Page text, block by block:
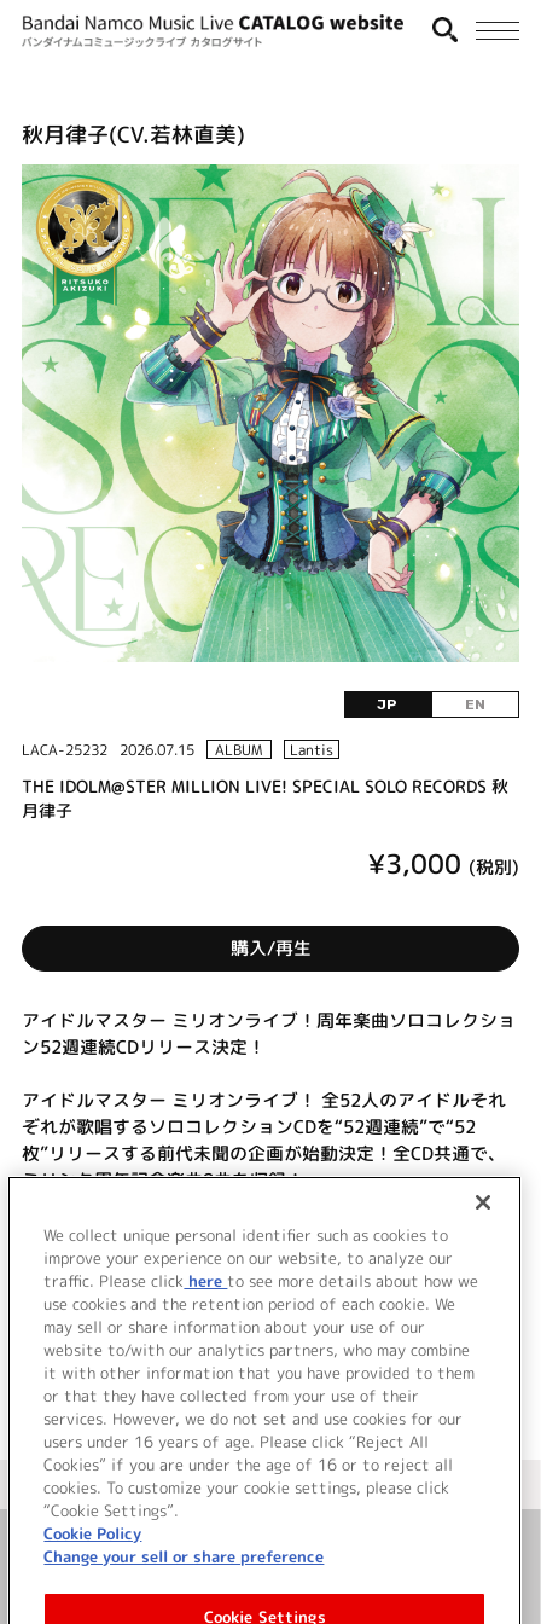
秋月律子(CV.若林直美)
JP EN
LACA-25232 2026.07.15 ALBUM Lantis
THE IDOLM@STER MILLION LIVE! SPECIAL SOLO RECORDS 秋
月律子
¥3,000 (税別)
購入/再生
アイドルマスター ミリオンライブ！周年楽曲ソロコレクショ
ン52週連続CDリリース決定！
アイドルマスター ミリオンライブ！ 全52人のアイドルそれ
ぞれが歌唱するソロコレクションCDを“52週連続”で“52
枚”リリースする前代未聞の企画が始動決定！全CD共通で、
ミリシタ周年記念楽曲9曲を収録！
＜発売期間＞2025年7月23日～2026年7月15日
＜価格＞3,300（10％税込）／3,000（税抜）※全CD共通
＜ BACK
＜ カタログサイト トップページへ
お問い合わせ
We collect unique personal identifier such as cookies to
improve your experience on our website, to analyze our
traffic. Please click here to see more details about how we
use cookies and the retention period of each cookie. We
may sell or share information about your use of our
website to/with our analytics partners, who may combine
it with other information that you have provided to them
or that they have collected from your use of their
services. However, we do not set and use cookies for our
users under 16 years of age. Please click “Reject All
Cookies” if you are under the age of 16 or to reject all
cookies. To customize your cookie settings, please click
“Cookie Settings”.
Cookie Policy
Change your sell or share preference
Cookie Settings